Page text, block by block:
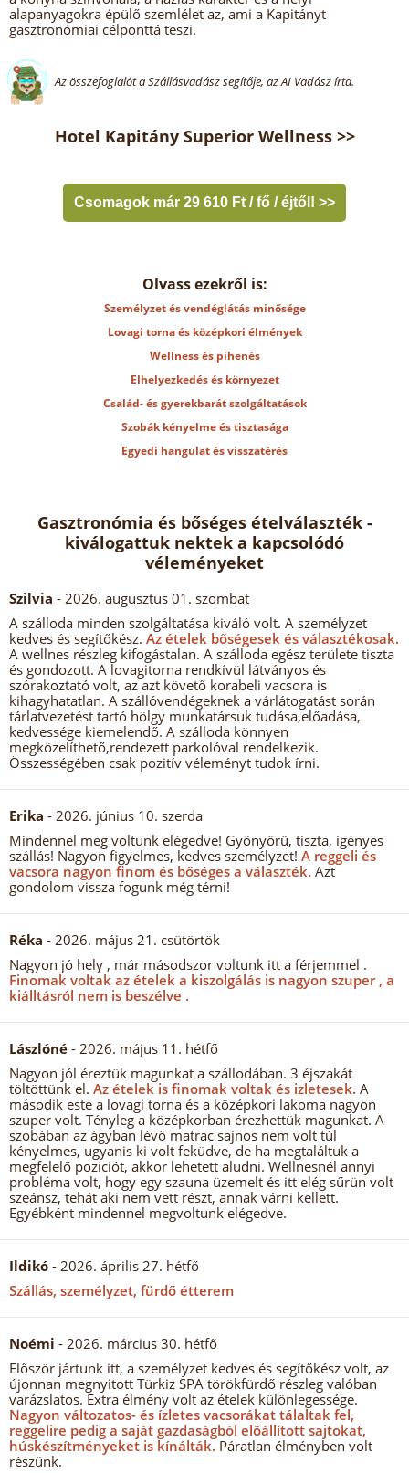
alapanyagokra épülő szemlélet az, ami a Kapitányt
gasztronómiai célponttá teszi.
Az összefoglalót a Szállásvadász segítője, az AI Vadász írta.
Hotel Kapitány Superior Wellness >>
Csomagok már 29 610 Ft / fő / éjtől! >>
Olvass ezekről is:
Személyzet és vendéglátás minősége
Lovagi torna és középkori élmények
Wellness és pihenés
Elhelyezkedés és környezet
Család- és gyerekbarát szolgáltatások
Szobák kényelme és tisztasága
Egyedi hangulat és visszatérés
Gasztronómia és bőséges ételválaszték -
kiválogattuk nektek a kapcsolódó
véleményeket
Szilvia - 2026. augusztus 01. szombat
A szálloda minden szolgáltatása kiváló volt. A személyzet
kedves és segítőkész. Az ételek bőségesek és választékosak.
A wellnes részleg kifogástalan. A szálloda egész területe tiszta
és gondozott. A lovagitorna rendkívül látványos és
szórakoztató volt, az azt követő korabeli vacsora is
kihagyhatatlan. A szállóvendégeknek a várlátogatást során
tárlatvezetést tartó hölgy munkatársuk tudása,előadása,
kedvessége kiemelendő. A szálloda könnyen
megközelíthető,rendezett parkolóval rendelkezik.
Összességében csak pozitív véleményt tudok írni.
Erika - 2026. június 10. szerda
Mindennel meg voltunk elégedve! Gyönyörű, tiszta, igényes
szállás! Nagyon figyelmes, kedves személyzet! A reggeli és
vacsora nagyon finom és bőséges a választék. Azt
gondolom vissza fogunk még térni!
Réka - 2026. május 21. csütörtök
Nagyon jó hely , már másodszor voltunk itt a férjemmel .
Finomak voltak az ételek a kiszolgálás is nagyon szuper , a
kiálltásról nem is beszélve .
Lászlóné - 2026. május 11. hétfő
Nagyon jól éreztük magunkat a szállodában. 3 éjszakát
töltöttünk el. Az ételek is finomak voltak és izletesek. A
második este a lovagi torna és a középkori lakoma nagyon
szuper volt. Tényleg a középkorban érezhettük magunkat. A
szobában az ágyban lévő matrac sajnos nem volt túl
kényelmes, ugyanis ki volt feküdve, de ha megtaláltuk a
megfelelő poziciót, akkor lehetett aludni. Wellnesnél annyi
probléma volt, hogy egy szauna üzemelt és itt elég sűrün volt
szeánsz, tehát aki nem vett részt, annak várni kellett.
Egyébként mindennel megvoltunk elégedve.
Ildikó - 2026. április 27. hétfő
Szállás, személyzet, fürdő étterem
Noémi - 2026. március 30. hétfő
Először jártunk itt, a személyzet kedves és segítőkész volt, az
újonnan megnyitott Türkiz SPA törökfürdő részleg valóban
varázslatos. Extra élmény volt az ételek különlegessége.
Nagyon változatos- és ízletes vacsorákat tálaltak fel,
reggelire pedig a saját gazdaságból előállított sajtokat,
húskészítményeket is kínálták. Páratlan élményben volt
részünk.